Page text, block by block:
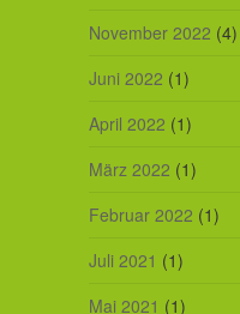
November 2022 (4)
Juni 2022 (1)
April 2022 (1)
März 2022 (1)
Februar 2022 (1)
Juli 2021 (1)
Mai 2021 (1)